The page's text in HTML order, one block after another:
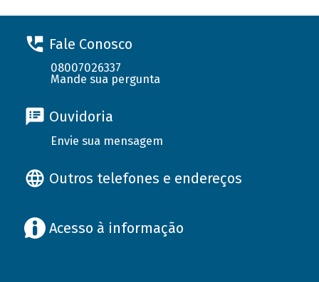
Fale Conosco
08007026337
Mande sua pergunta
Ouvidoria
Envie sua mensagem
Outros telefones e endereços
Acesso à informação